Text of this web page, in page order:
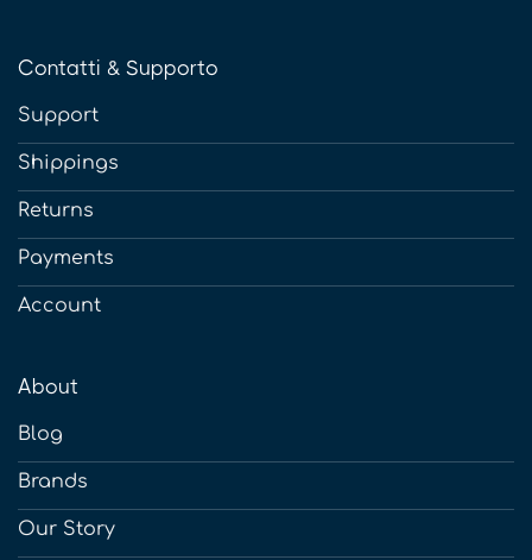
Contatti & Supporto
Support
Shippings
Returns
Payments
Account
About
Blog
Brands
Our Story